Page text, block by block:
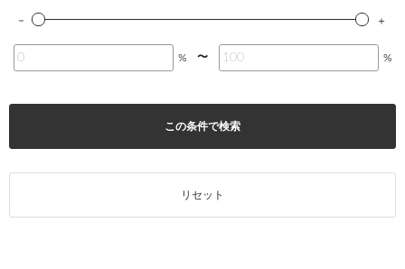
% 〜 %
この条件で検索
リセット